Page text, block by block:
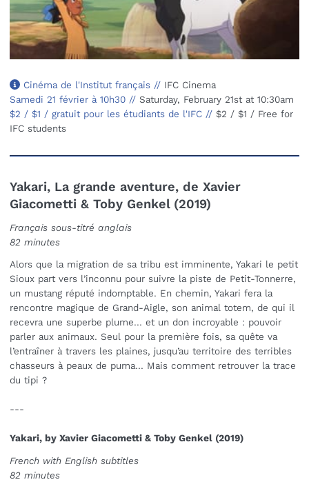
Cinéma de l'Institut français // IFC Cinema
Samedi 21 février à 10h30 // Saturday, February 21st at 10:30am
$2 / $1 / gratuit pour les étudiants de l'IFC // $2 / $1 / Free for
IFC students
Yakari, La grande aventure, de Xavier
Giacometti & Toby Genkel (2019)
Français sous-titré anglais
82 minutes
Alors que la migration de sa tribu est imminente, Yakari le petit
Sioux part vers l’inconnu pour suivre la piste de Petit-Tonnerre,
un mustang réputé indomptable. En chemin, Yakari fera la
rencontre magique de Grand-Aigle, son animal totem, de qui il
recevra une superbe plume... et un don incroyable : pouvoir
parler aux animaux. Seul pour la première fois, sa quête va
l’entraîner à travers les plaines, jusqu’au territoire des terribles
chasseurs à peaux de puma... Mais comment retrouver la trace
du tipi ?
---
Yakari, by Xavier Giacometti & Toby Genkel (2019)
French with English subtitles
82 minutes